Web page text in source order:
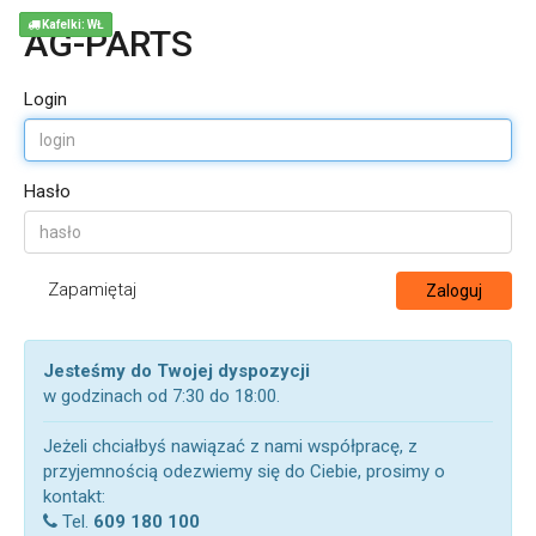
AG-PARTS
Login
Hasło
Zapamiętaj Zaloguj
Jesteśmy do Twojej dyspozycji
w godzinach od 7:30 do 18:00.
Jeżeli chciałbyś nawiązać z nami współpracę, z
przyjemnością odezwiemy się do Ciebie, prosimy o
kontakt:
Tel. 609 180 100
Kafelki: WŁ